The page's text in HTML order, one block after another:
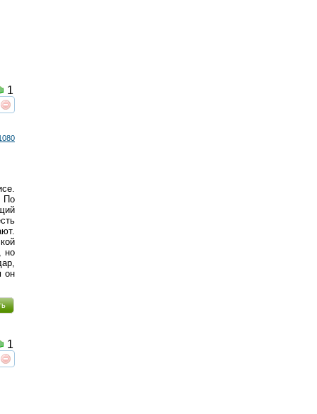
интересует
1
По
но
он
интересует
1